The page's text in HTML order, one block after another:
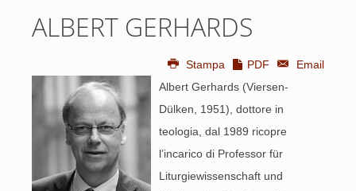
ALBERT GERHARDS
Stampa PDF
Email
Albert Gerhards (Viersen-
Dülken, 1951), dottore in
teologia, dal 1989 ricopre
l’incarico di Professor für
Liturgiewissenschaft und